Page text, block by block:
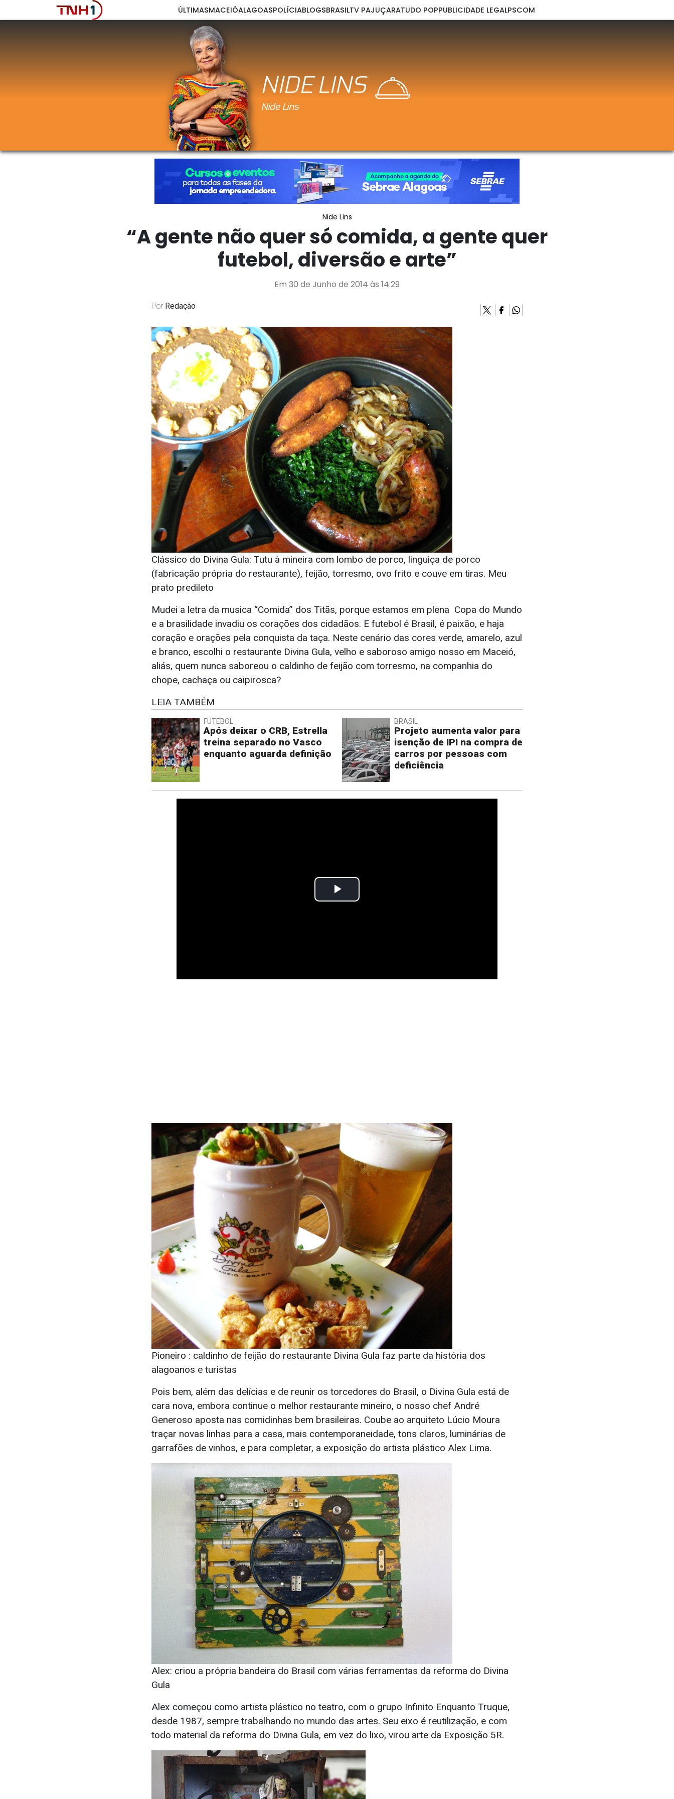
ÚLTIMASMACEIÓALAGOASPOLÍCIABLOGSBRASILTV PAJUÇARATUDO POPPUBLICIDADE LEGALPSCOM
NIDE LINS
Nide Lins
“A gente não quer só comida, a gente quer
futebol, diversão e arte”
Em 30 de Junho de 2014 às 14:29
Por Redação
Clássico do Divina Gula: Tutu à mineira com lombo de porco, linguiça de porco
(fabricação própria do restaurante), feijão, torresmo, ovo frito e couve em tiras. Meu
prato predileto
Mudei a letra da musica “Comida” dos Titãs, porque estamos em plena Copa do Mundo
e a brasilidade invadiu os corações dos cidadãos. E futebol é Brasil, é paixão, e haja
coração e orações pela conquista da taça. Neste cenário das cores verde, amarelo, azul
e branco, escolhi o restaurante Divina Gula, velho e saboroso amigo nosso em Maceió,
aliás, quem nunca saboreou o caldinho de feijão com torresmo, na companhia do
chope, cachaça ou caipirosca?
LEIA TAMBÉM
FUTEBOL
Após deixar o CRB, Estrella
treina separado no Vasco
enquanto aguarda definição
BRASIL
Projeto aumenta valor para
isenção de IPI na compra de
carros por pessoas com
deficiência
Play
Pioneiro : caldinho de feijão do restaurante Divina Gula faz parte da história dos
alagoanos e turistas
Pois bem, além das delícias e de reunir os torcedores do Brasil, o Divina Gula está de
cara nova, embora continue o melhor restaurante mineiro, o nosso chef André
Generoso aposta nas comidinhas bem brasileiras. Coube ao arquiteto Lúcio Moura
traçar novas linhas para a casa, mais contemporaneidade, tons claros, luminárias de
garrafões de vinhos, e para completar, a exposição do artista plástico Alex Lima.
Alex: criou a própria bandeira do Brasil com várias ferramentas da reforma do Divina
Gula
Alex começou como artista plástico no teatro, com o grupo Infinito Enquanto Truque,
desde 1987, sempre trabalhando no mundo das artes. Seu eixo é reutilização, e com
todo material da reforma do Divina Gula, em vez do lixo, virou arte da Exposição 5R.